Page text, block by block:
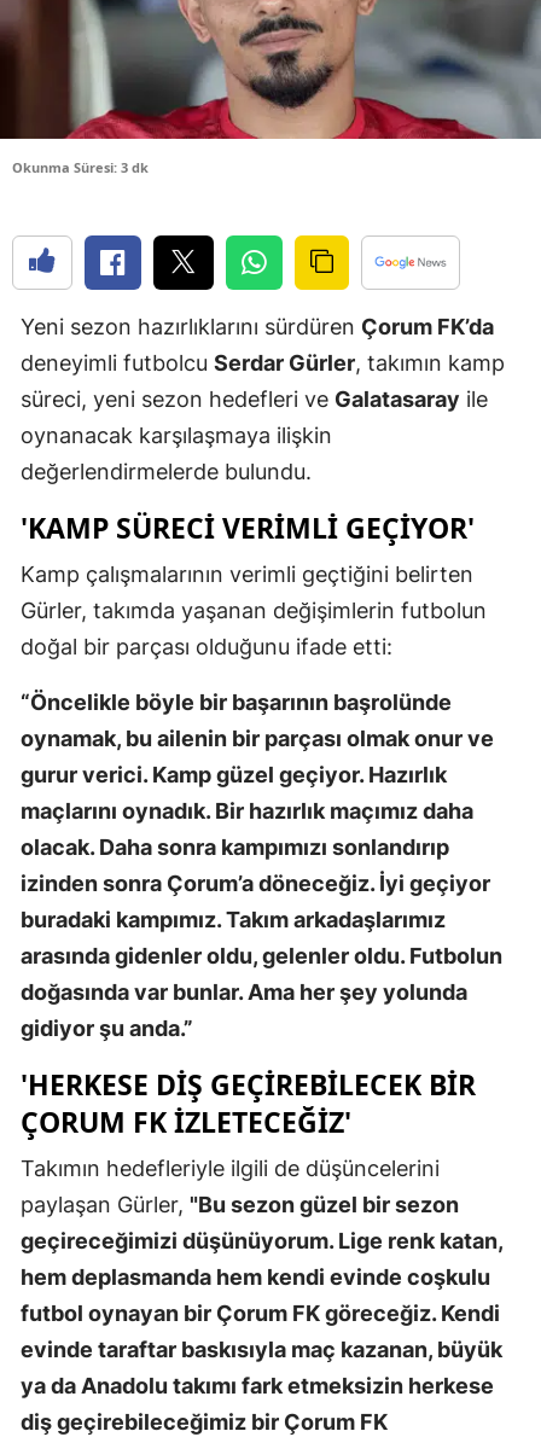
Yozgat
Zonguldak
Aksaray
Karaman
Kırıkkale
Batman
Şırnak
Iğdır
Yalova
Osmaniye
Düzce
Okunma Süresi: 3 dk
Yeni sezon hazırlıklarını sürdüren Çorum FK’da
deneyimli futbolcu Serdar Gürler, takımın kamp
süreci, yeni sezon hedefleri ve Galatasaray ile
oynanacak karşılaşmaya ilişkin
değerlendirmelerde bulundu.
'KAMP SÜRECI VERIMLI GEÇIYOR'
Kamp çalışmalarının verimli geçtiğini belirten
Gürler, takımda yaşanan değişimlerin futbolun
doğal bir parçası olduğunu ifade etti:
“Öncelikle böyle bir başarının başrolünde
oynamak, bu ailenin bir parçası olmak onur ve
gurur verici. Kamp güzel geçiyor. Hazırlık
maçlarını oynadık. Bir hazırlık maçımız daha
olacak. Daha sonra kampımızı sonlandırıp
izinden sonra Çorum’a döneceğiz. İyi geçiyor
buradaki kampımız. Takım arkadaşlarımız
arasında gidenler oldu, gelenler oldu. Futbolun
doğasında var bunlar. Ama her şey yolunda
gidiyor şu anda.”
'HERKESE DIŞ GEÇIREBILECEK BIR
ÇORUM FK IZLETECEĞIZ'
Takımın hedefleriyle ilgili de düşüncelerini
paylaşan Gürler, "Bu sezon güzel bir sezon
geçireceğimizi düşünüyorum. Lige renk katan,
hem deplasmanda hem kendi evinde coşkulu
futbol oynayan bir Çorum FK göreceğiz. Kendi
evinde taraftar baskısıyla maç kazanan, büyük
ya da Anadolu takımı fark etmeksizin herkese
diş geçirebileceğimiz bir Çorum FK